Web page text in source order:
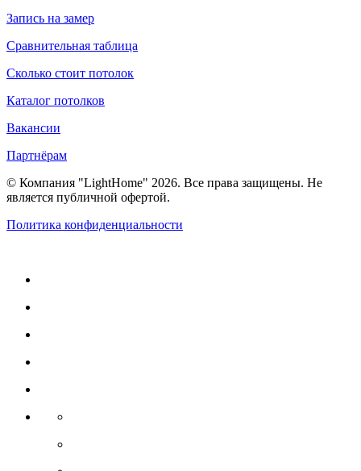
Запись на замер
Сравнительная таблица
Сколько стоит потолок
Каталог потолков
Вакансии
Партнёрам
© Компания "LightHome" 2026. Все права защищены. Не
является публичной офертой.
Политика конфиденциальности